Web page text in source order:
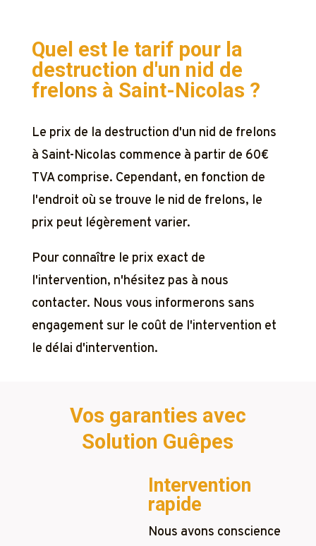
Quel est le tarif pour la
destruction d'un nid de
frelons à Saint-Nicolas ?
Le prix de la destruction d'un nid de frelons
à Saint-Nicolas commence à partir de 60€
TVA comprise. Cependant, en fonction de
l'endroit où se trouve le nid de frelons, le
prix peut légèrement varier.
Pour connaître le prix exact de
l'intervention, n'hésitez pas à nous
contacter. Nous vous informerons sans
engagement sur le coût de l'intervention et
le délai d'intervention.
Vos garanties avec
Solution Guêpes
Intervention
rapide
Nous avons conscience